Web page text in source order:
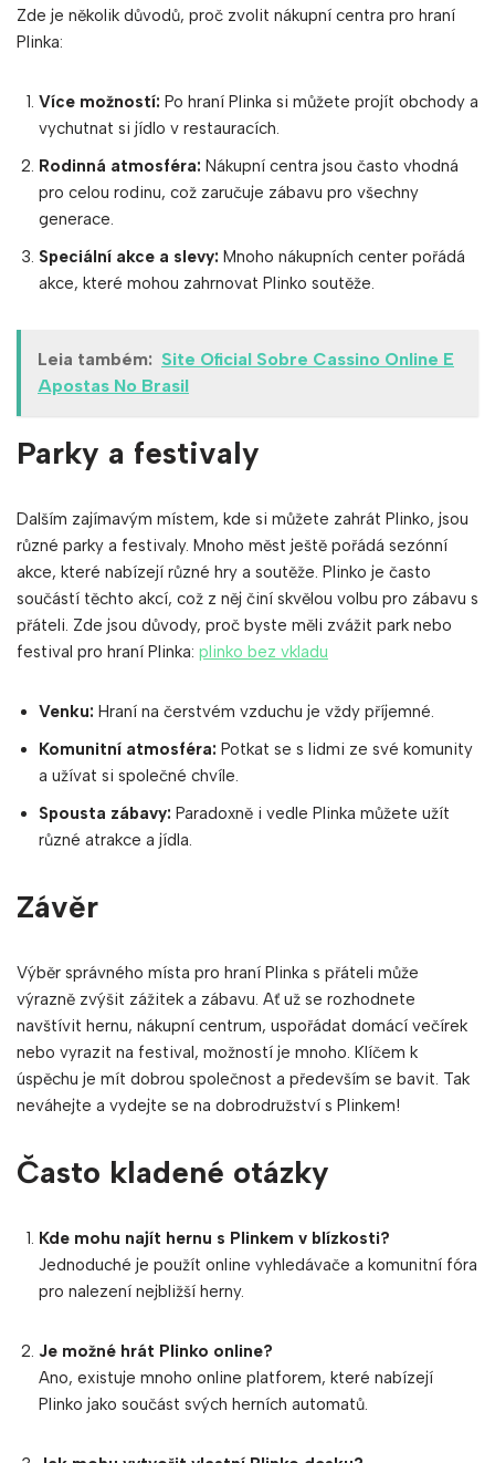
Zde je několik důvodů, proč zvolit nákupní centra pro hraní
Plinka:
Více možností: Po hraní Plinka si můžete projít obchody a
vychutnat si jídlo v restauracích.
Rodinná atmosféra: Nákupní centra jsou často vhodná
pro celou rodinu, což zaručuje zábavu pro všechny
generace.
Speciální akce a slevy: Mnoho nákupních center pořádá
akce, které mohou zahrnovat Plinko soutěže.
Leia também: Site Oficial Sobre Cassino Online E
Apostas No Brasil
Parky a festivaly
Dalším zajímavým místem, kde si můžete zahrát Plinko, jsou
různé parky a festivaly. Mnoho měst ještě pořádá sezónní
akce, které nabízejí různé hry a soutěže. Plinko je často
součástí těchto akcí, což z něj činí skvělou volbu pro zábavu s
přáteli. Zde jsou důvody, proč byste měli zvážit park nebo
festival pro hraní Plinka: plinko bez vkladu
Venku: Hraní na čerstvém vzduchu je vždy příjemné.
Komunitní atmosféra: Potkat se s lidmi ze své komunity
a užívat si společné chvíle.
Spousta zábavy: Paradoxně i vedle Plinka můžete užít
různé atrakce a jídla.
Závěr
Výběr správného místa pro hraní Plinka s přáteli může
výrazně zvýšit zážitek a zábavu. Ať už se rozhodnete
navštívit hernu, nákupní centrum, uspořádat domácí večírek
nebo vyrazit na festival, možností je mnoho. Klíčem k
úspěchu je mít dobrou společnost a především se bavit. Tak
neváhejte a vydejte se na dobrodružství s Plinkem!
Často kladené otázky
Kde mohu najít hernu s Plinkem v blízkosti?
Jednoduché je použít online vyhledávače a komunitní fóra
pro nalezení nejbližší herny.
Je možné hrát Plinko online?
Ano, existuje mnoho online platforem, které nabízejí
Plinko jako součást svých herních automatů.